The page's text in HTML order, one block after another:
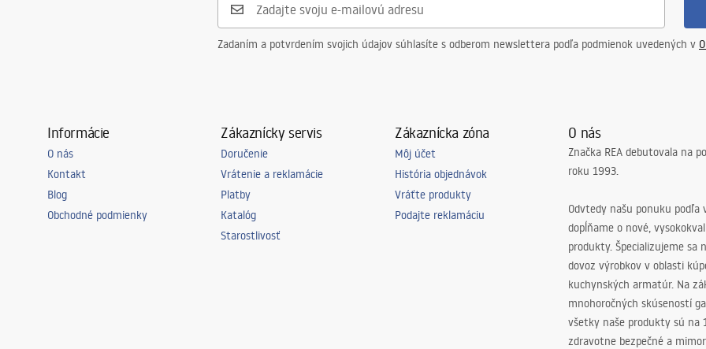
Zadaním a potvrdením svojich údajov súhlasíte s odberom newslettera podľa podmienok uvedených v
Informácie
O nás
Kontakt
Blog
Obchodné podmienky
Zákaznícky servis
Doručenie
Vrátenie a reklamácie
Platby
Katalóg
Starostlivosť
Zákaznícka zóna
Môj účet
História objednávok
Vráťte produkty
Podajte reklamáciu
O nás
Značka REA debutovala na
roku 1993.
Odvtedy našu ponuku podľa
dopĺňame o nové,
produkty. Špecializujeme sa
dovoz výrobkov v oblasti
kuchynských armatúr. Na
mnohoročných skúseností
všetky naše produkty sú na
zdravotne bezpečné a